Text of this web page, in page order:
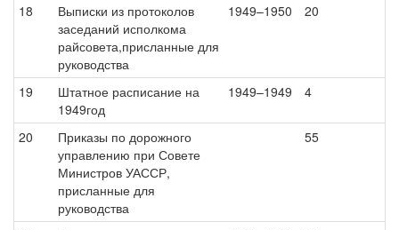
18
Выписки из протоколов
заседаний исполкома
райсовета,присланные для
руководства
1949–1950 20
19
Штатное расписание на
1949год
1949–1949 4
20
Приказы по дорожного
управлению при Совете
Министров УАССР,
присланные для
руководства
55